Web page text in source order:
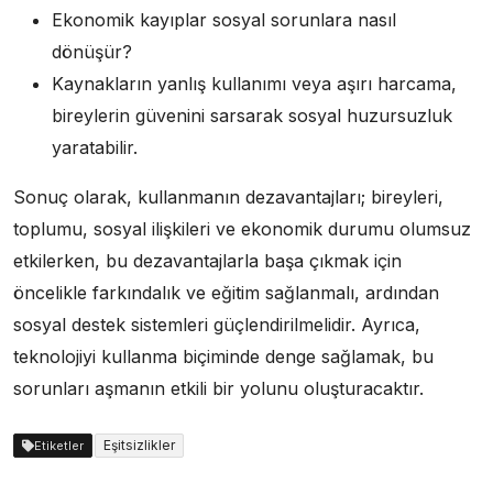
Ekonomik kayıplar sosyal sorunlara nasıl
dönüşür?
Kaynakların yanlış kullanımı veya aşırı harcama,
bireylerin güvenini sarsarak sosyal huzursuzluk
yaratabilir.
Sonuç olarak, kullanmanın dezavantajları; bireyleri,
toplumu, sosyal ilişkileri ve ekonomik durumu olumsuz
etkilerken, bu dezavantajlarla başa çıkmak için
öncelikle farkındalık ve eğitim sağlanmalı, ardından
sosyal destek sistemleri güçlendirilmelidir. Ayrıca,
teknolojiyi kullanma biçiminde denge sağlamak, bu
sorunları aşmanın etkili bir yolunu oluşturacaktır.
Etiketler Eşitsizlikler